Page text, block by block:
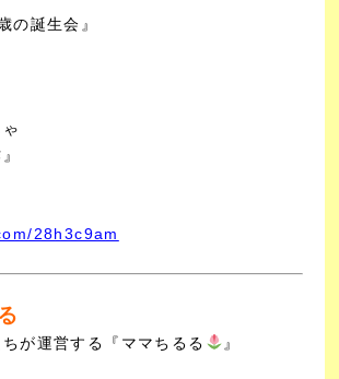
の誕生会』
28h3c9am
が運営する『ママちるる 』